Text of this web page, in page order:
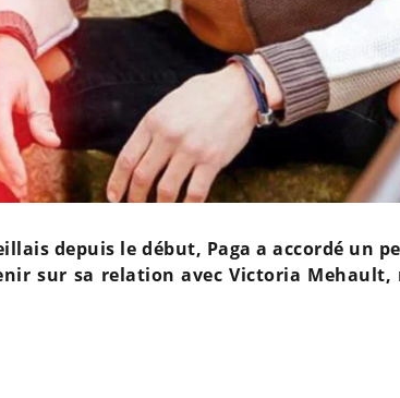
depuis le début, Paga a accordé un
sur sa relation avec Victoria Mehault,